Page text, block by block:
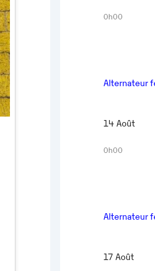
0h00
Alternateur
14 Août
0h00
Alternateur
17 Août